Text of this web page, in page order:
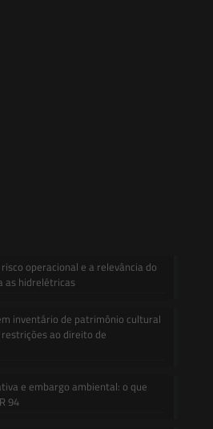
operacional e a relevância do
as hidrelétricas
inventário de patrimônio cultural
ao direito de
e embargo ambiental: o que
94